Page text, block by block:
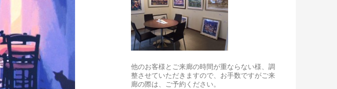
他のお客様とご来廊の時間が重ならない様、調
整させていただきますので、お手数ですがご来
廊の際は、ご予約ください。